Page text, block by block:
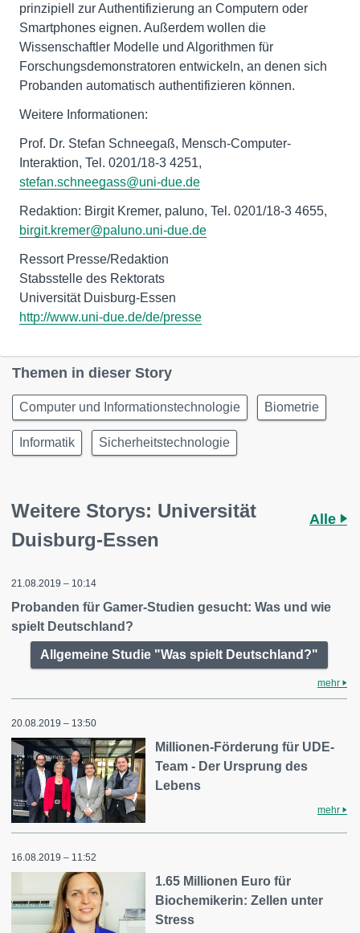
prinzipiell zur Authentifizierung an Computern oder
Smartphones eignen. Außerdem wollen die
Wissenschaftler Modelle und Algorithmen für
Forschungsdemonstratoren entwickeln, an denen sich
Probanden automatisch authentifizieren können.
Weitere Informationen:
Prof. Dr. Stefan Schneegaß, Mensch-Computer-
Interaktion, Tel. 0201/18-3 4251,
stefan.schneegass@uni-due.de
Redaktion: Birgit Kremer, paluno, Tel. 0201/18-3 4655,
birgit.kremer@paluno.uni-due.de
Ressort Presse/Redaktion
Stabsstelle des Rektorats
http://www.uni-due.de/de/presse
Themen in dieser Story
Computer und Informationstechnologie Biometrie
Informatik Sicherheitstechnologie
Weitere Storys: Universität
Duisburg-Essen
Alle
21.08.2019 – 10:14
Probanden für Gamer-Studien gesucht: Was und wie
spielt Deutschland?
Allgemeine Studie "Was spielt Deutschland?"
mehr
20.08.2019 – 13:50
Millionen-Förderung für UDE-
Team - Der Ursprung des
Lebens
mehr
16.08.2019 – 11:52
1.65 Millionen Euro für
Biochemikerin: Zellen unter
Stress